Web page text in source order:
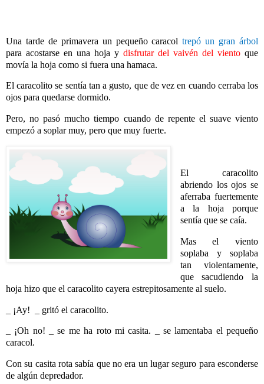
Una tarde de primavera un pequeño caracoltrepó un gran árbol
para acostarse en una hoja y disfrutar del vaivén del viento que
movía la hoja como si fuera una hamaca.
El caracolito se sentía tan a gusto, que de vez en cuando cerraba los
ojos para quedarse dormido.
Pero, no pasó mucho tiempo cuando de repente el suave viento
empezó a soplar muy, pero que muy fuerte.
El caracolito
abriendo los ojos se
aferraba fuertemente
a la hoja porque
sentía que se caía.
Mas el viento
soplaba y soplaba
tan violentamente,
que sacudiendo la
hoja hizo que el caracolito cayera estrepitosamente al suelo.
_ ¡Ay! _ gritó el caracolito.
_ ¡Oh no! _ se me ha roto mi casita. _ se lamentaba el pequeño
caracol.
Con su casita rota sabía que no era un lugar seguro para esconderse
de algún depredador.